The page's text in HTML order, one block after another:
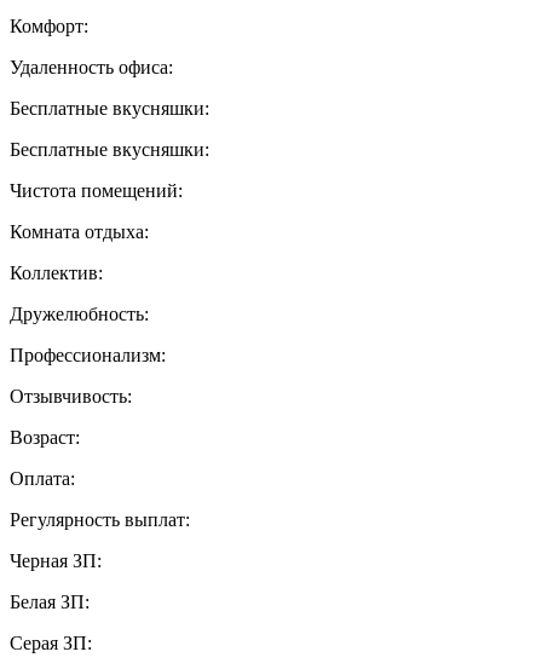
Комфорт:
Удаленность офиса:
Бесплатные вкусняшки:
Бесплатные вкусняшки:
Чистота помещений:
Комната отдыха:
Коллектив:
Дружелюбность:
Профессионализм:
Отзывчивость:
Возраст:
Оплата:
Регулярность выплат:
Черная ЗП:
Белая ЗП:
Серая ЗП: